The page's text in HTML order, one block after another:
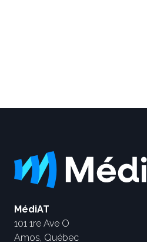
MédiAT
101 1re Ave O
Amos, Québec